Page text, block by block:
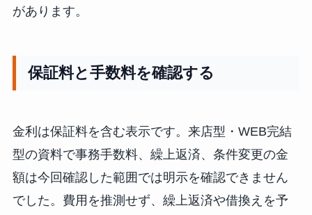
があります。
保証料と手数料を確認する
金利は保証料を含む表示です。来店型・WEB完結
型の資料で事務手数料、繰上返済、条件変更の金
額は今回確認した範囲では明示を確認できません
でした。費用を推測せず、繰上返済や借換えを予